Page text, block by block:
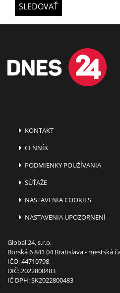
SLEDOVAŤ
KONTAKT
CENNÍK
PODMIENKY POUŽÍVANIA
SÚŤAŽE
NASTAVENIA COOKIES
NASTAVENIA UPOZORNENÍ
Global 24, s.r.o.
Borská 6 841 04 Bratislava - mestská
IČO: 44710798
DIČ: 2022800483
IČ DPH: SK2022800483